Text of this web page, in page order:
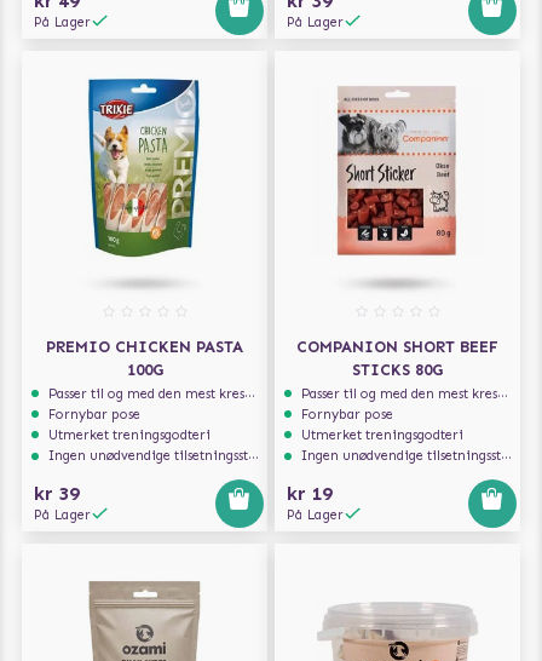
På Lager På Lager
PREMIO CHICKEN PASTA
100G
Passer til og med den mest kresne hunden
Fornybar pose
Utmerket treningsgodteri
Ingen unødvendige tilsetningsstoffer
kr 39
På Lager
COMPANION SHORT BEEF
STICKS 80G
Passer til og med den mest kresne hunden
Fornybar pose
Utmerket treningsgodteri
Ingen unødvendige tilsetningsstoffer
kr 19
På Lager